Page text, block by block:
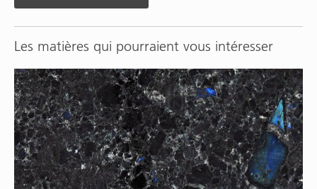
Les matières qui pourraient vous intéresser